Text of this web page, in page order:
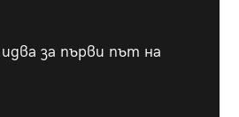
за първи път на